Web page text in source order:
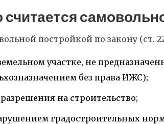
считается
постройкой по закону (ст.
участке, не
без права ИЖС);
разрешения на строительство;
градостроительных